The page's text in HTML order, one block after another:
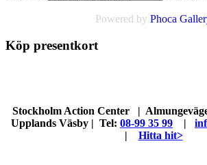
Powered by Phoca
Köp presentkort
Stockholm Action Center |
Upplands Väsby | Tel: 08-99 35 99 |
| Hitta hit>